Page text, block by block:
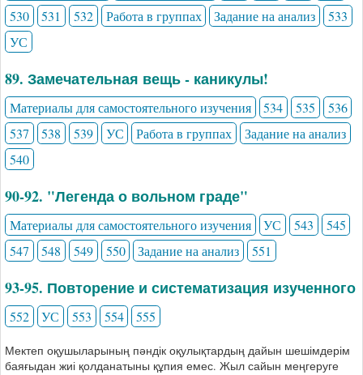
530
531 532 Работа в группах Задание на анализ
533
УС
89. Замечательная вещь - каникулы!
Материалы для самостоятельного изучения 534 535
536
537
538 539 УС Работа в группах
Задание на анализ
540
90-92. "Легенда о вольном граде"
Материалы для самостоятельного изучения УС 543
545
547
548 549 550 Задание на анализ 551
93-95. Повторение и систематизация изученного
552 УС 553 554 555
Мектеп оқушыларының пәндік оқулықтардың дайын шешімдерім
баяғыдан жиі қолданатыны құпия емес. Жыл сайын меңгеруге